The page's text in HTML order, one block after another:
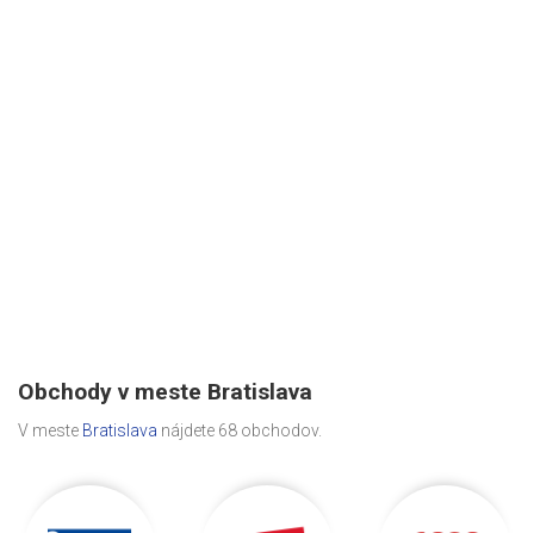
Obchody v meste Bratislava
V meste Bratislava nájdete 68 obchodov.